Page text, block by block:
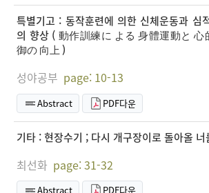
특별기고 : 동작훈련에 의한 신체운동과 심
의 향상 ( 動作訓練に よる 身體運動と
御の 向上 )
성야공부 page: 10-13
Abstract PDF다운
기타 : 현장수기 ; 다시 개구장이로 돌아올 너
최선화 page: 31-32
Abstract PDF다운